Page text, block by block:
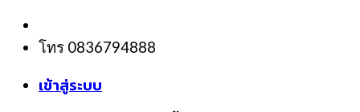
Skip
content
โทร 0836794888
เข้าสู่ระบบ